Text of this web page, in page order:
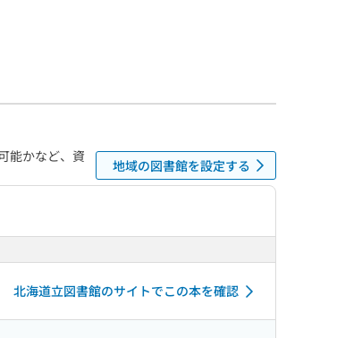
能かなど、資
地域の図書館を設定する
北海道立図書館のサイトでこの本を確認